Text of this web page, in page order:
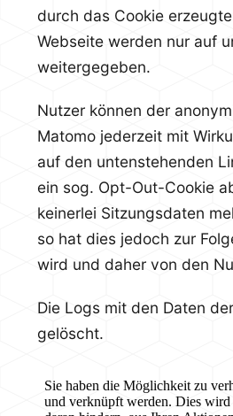
durch das Cookie
Webseite werden nur auf
weitergegeben.
Nutzer können der
Matomo jederzeit mit
auf den untenstehenden
ein sog. Opt-Out-Cookie
keinerlei Sitzungsdaten
so hat dies jedoch zur
wird und daher von den
Die Logs mit den Daten
gelöscht.